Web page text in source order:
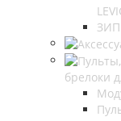
ЗИП
брелоки